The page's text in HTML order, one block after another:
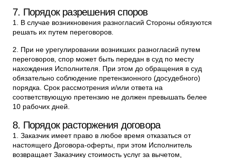
7. Порядок разрешения споров
1. В случае возникновения разногласий Стороны обязуются
решать их путем переговоров.
2. При не урегулировании возникших разногласий путем
переговоров, спор может быть передан в суд по месту
нахождения Исполнителя. При этом до обращения в суд
обязательно соблюдение претензионного (досудебного)
порядка. Срок рассмотрения и/или ответа на
соответствующую претензию не должен превышать белее
10 рабочих дней.
8. Порядок расторжения договора
1. Заказчик имеет право в любое время отказаться от
настоящего Договора-оферты, при этом Исполнитель
возвращает Заказчику стоимость услуг за вычетом,